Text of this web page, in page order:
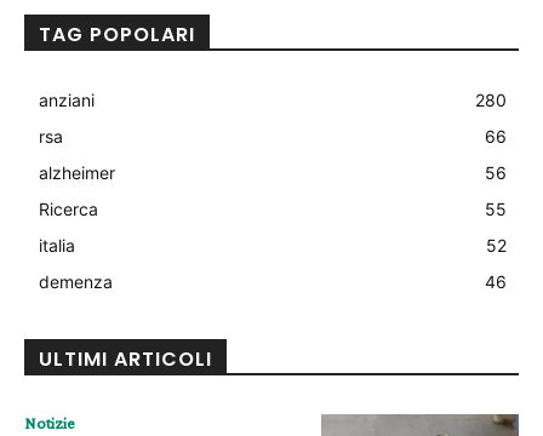
TAG POPOLARI
anziani
280
rsa
66
alzheimer
56
Ricerca
55
italia
52
demenza
46
ULTIMI ARTICOLI
Notizie